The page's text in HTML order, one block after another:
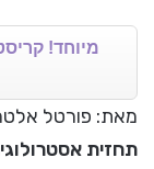
מיוחד!
מאת: פורטל
תחזית